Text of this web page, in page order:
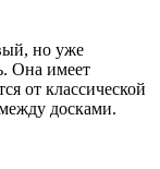
но уже
Она имеет
от классической
досками.